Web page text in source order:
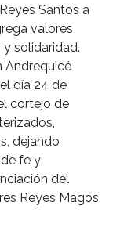
Santos a
valores
solidaridad.
Andrequicé
día 24 de
cortejo de
dejando
fe y
del
Reyes Magos